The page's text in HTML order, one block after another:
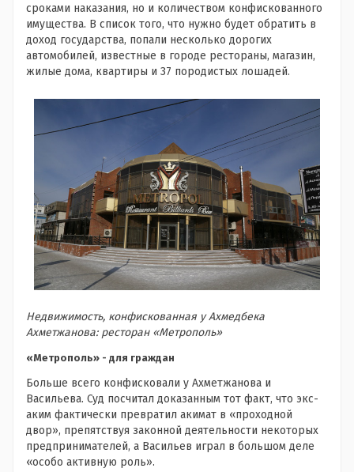
сроками наказания, но и количеством конфискованного
имущества. В список того, что нужно будет обратить в
доход государства, попали несколько дорогих
автомобилей, известные в городе рестораны, магазин,
жилые дома, квартиры и 37 породистых лошадей.
Недвижимость, конфискованная у Ахмедбека
Ахметжанова: ресторан «Метрополь»
«Метрополь» - для граждан
Больше всего конфисковали у Ахметжанова и
Васильева. Суд посчитал доказанным тот факт, что экс-
аким фактически превратил акимат в «проходной
двор», препятствуя законной деятельности некоторых
предпринимателей, а Васильев играл в большом деле
«особо активную роль».